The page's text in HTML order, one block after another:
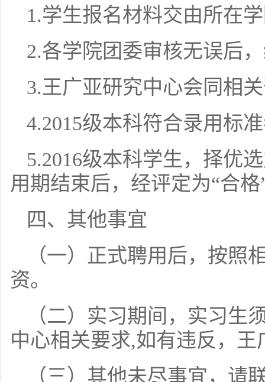
1.学生报名材料交由所在
2.各学院团委审核无误后
3.王广亚研究中心会同相
4.2015级本科符合录用标
5.2016级本科学生，择优
用期结束后，经评定为“合
四、其他事宜
（一）正式聘用后，按照
资。
（二）实习期间，实习生
中心相关要求,如有违反，
（三）其他未尽事宜，请